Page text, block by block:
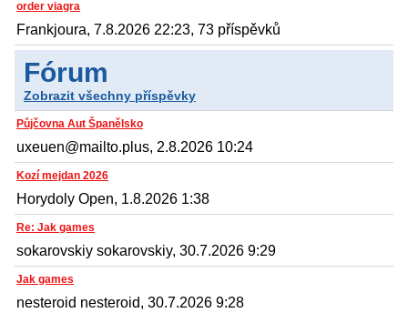
order viagra
Frankjoura, 7.8.2026 22:23, 73 příspěvků
Fórum
Zobrazit všechny příspěvky
Půjčovna Aut Španělsko
uxeuen@mailto.plus, 2.8.2026 10:24
Kozí mejdan 2026
Horydoly Open, 1.8.2026 1:38
Re: Jak games
sokarovskiy sokarovskiy, 30.7.2026 9:29
Jak games
nesteroid nesteroid, 30.7.2026 9:28